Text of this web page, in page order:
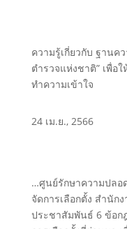
ความรู้เกี่ยวกับ ฐานค
ตำรวจแห่งชาติ” เพื่อ
ทำความเข้าใจ
24 เม.ย., 2566
…ศูนย์รักษาความปลอ
จัดการเลือกตั้ง สำนัก
ประชาสัมพันธ์ 6 ข้อก